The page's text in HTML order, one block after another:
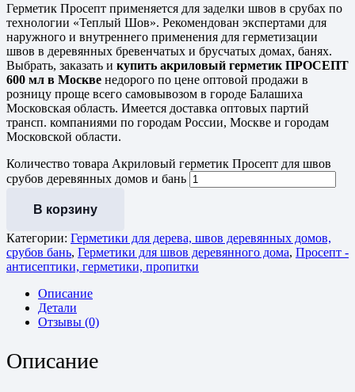
Герметик Просепт применяется для заделки швов в срубах по
технологии «Теплый Шов». Рекомендован экспертами для
наружного и внутреннего применения для герметизации
швов в деревянных бревенчатых и брусчатых домах, банях.
Выбрать, заказать и купить акриловый герметик ПРОСЕПТ
600 мл в Москве недорого по цене оптовой продажи в
розницу проще всего самовывозом в городе Балашиха
Московская область. Имеется доставка оптовых партий
трансп. компаниями по городам России, Москве и городам
Московской области.
Количество товара Акриловый герметик Просепт для швов
срубов деревянных домов и бань
В корзину
Категории: Герметики для дерева, швов деревянных домов,
срубов бань, Герметики для швов деревянного дома, Просепт -
антисептики, герметики, пропитки
Описание
Детали
Отзывы (0)
Описание